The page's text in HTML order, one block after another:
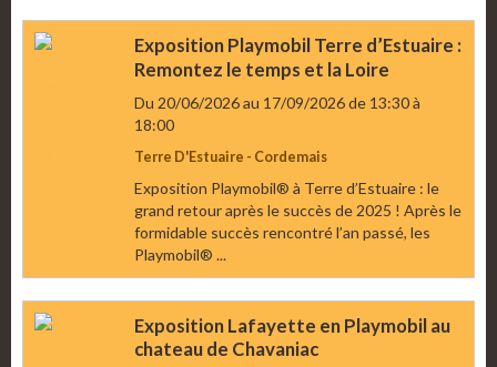
Exposition Playmobil Terre d’Estuaire :
Remontez le temps et la Loire
Du 20/06/2026au 17/09/2026de 13:30à
18:00
Terre D'Estuaire - Cordemais
Exposition Playmobil® à Terre d’Estuaire : le
grand retour après le succès de 2025 ! Après le
formidable succès rencontré l’an passé, les
Playmobil® ...
Exposition Lafayette en Playmobil au
chateau de Chavaniac